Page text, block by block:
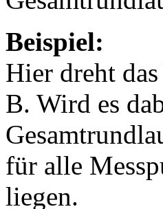
Beispiel:
Hier dreht
B. Wird es
für alle
liegen.